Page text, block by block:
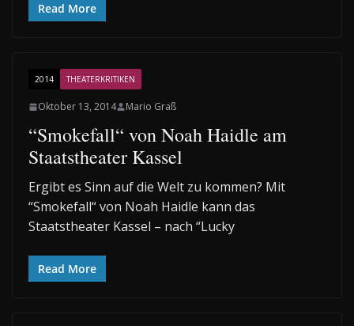
Read More
2014 THEATERKRITIKEN
Oktober 13, 2014 Mario Graß
“Smokefall“ von Noah Haidle am
Staatstheater Kassel
Ergibt es Sinn auf die Welt zu kommen? Mit
“Smokefall“ von Noah Haidle kann das
Staatstheater Kassel – nach “Lucky
Read More